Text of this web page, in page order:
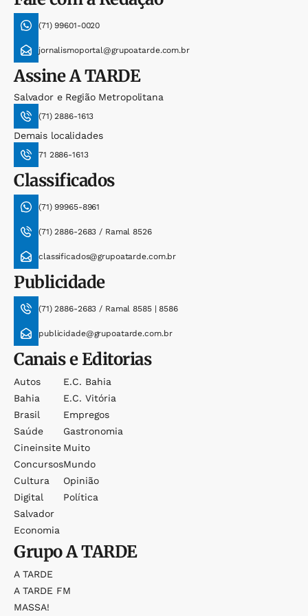
(71) 99601-0020
jornalismoportal@grupoatarde.com.br
AssineA TARDE
Salvador e Região Metropolitana
(71) 2886-1613
Demais localidades
71 2886-1613
Classificados
(71) 99965-8961
(71) 2886-2683 / Ramal 8526
classificados@grupoatarde.com.br
Publicidade
(71) 2886-2683 / Ramal 8585 | 8586
publicidade@grupoatarde.com.br
Canais e Editorias
Autos
Bahia
Brasil
Saúde
Cineinsite
Concursos
Cultura
Digital
Salvador
Economia
E.c. Bahia
E.c. Vitória
Empregos
Gastronomia
Muito
Mundo
Opinião
Política
GrupoA TARDE
A TARDE
A TARDE FM
MASSA!